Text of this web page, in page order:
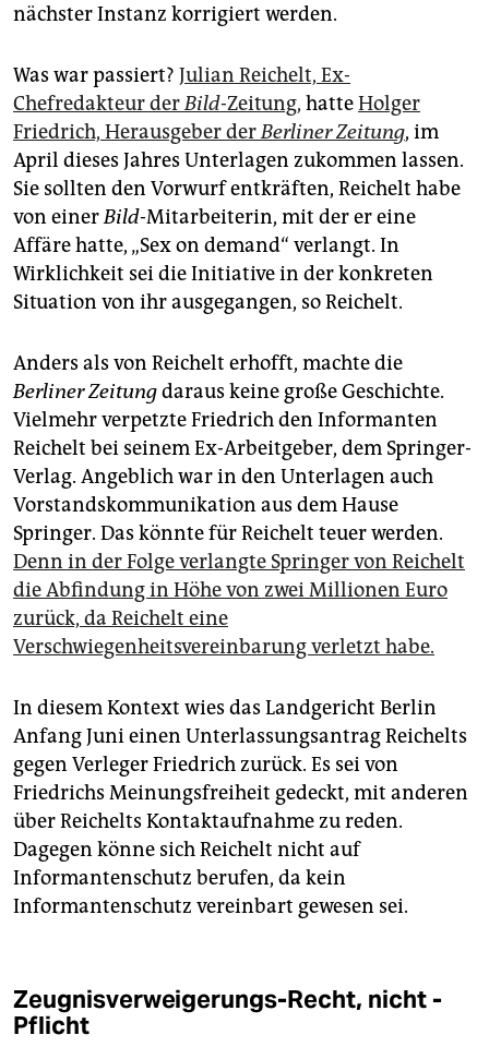
nächster Instanz korrigiert werden.
Was war passiert? Julian Reichelt, Ex-
Chefredakteur derBild-Zeitung, hatteHolger
Friedrich, Herausgeber derBerliner Zeitung, im
April dieses Jahres Unterlagen zukommen lassen.
Sie sollten den Vorwurf entkräften, Reichelt habe
von einerBild-Mitarbeiterin, mit der er eine
Affäre hatte, „Sex on demand“ verlangt. In
Wirklichkeit sei die Initiative in der konkreten
Situation von ihr ausgegangen, so Reichelt.
Anders als von Reichelt erhofft, machte die
Berliner Zeitungdaraus keine große Geschichte.
Vielmehr verpetzte Friedrich den Informanten
Reichelt bei seinem Ex-Arbeitgeber, dem Springer-
Verlag. Angeblich war in den Unterlagen auch
Vorstandskommunikation aus dem Hause
Springer. Das könnte für Reichelt teuer werden.
Denn in der Folge verlangte Springer von Reichelt
die Abfindung in Höhe von zwei Millionen Euro
zurück, da Reichelt eine
Verschwiegenheitsvereinbarung verletzt habe.
In diesem Kontext wies das Landgericht Berlin
Anfang Juni einen Unterlassungsantrag Reichelts
gegen Verleger Friedrich zurück. Es sei von
Friedrichs Meinungsfreiheit gedeckt, mit anderen
über Reichelts Kontaktaufnahme zu reden.
Dagegen könne sich Reichelt nicht auf
Informantenschutz berufen, da kein
Informantenschutz vereinbart gewesen sei.
Zeugnisverweigerungs-Recht, nicht -
Pflicht